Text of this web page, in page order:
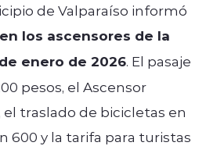
de Valparaíso informó
los ascensores de la
enero de 2026. El pasaje
pesos, el Ascensor
traslado de bicicletas en
600 y la tarifa para turistas